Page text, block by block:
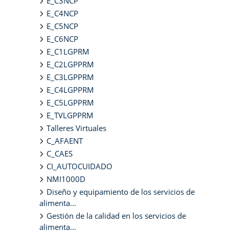
E_C4NCP
E_C5NCP
E_C6NCP
E_C1LGPRM
E_C2LGPPRM
E_C3LGPPRM
E_C4LGPPRM
E_C5LGPPRM
E_TVLGPPRM
Talleres Virtuales
C_AFAENT
C_CAES
CI_AUTOCUIDADO
NMI1000D
Diseño y equipamiento de los servicios de
alimenta...
Gestión de la calidad en los servicios de
alimenta...